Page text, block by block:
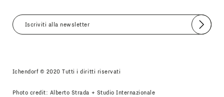
Invia
Ichendorf © 2020 Tutti i diritti riservati
Photo credit: Alberto Strada + Studio Internazionale